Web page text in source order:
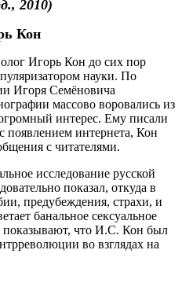
2010)
Кон
Игорь Кон до сих пор
науки. По
Игоря Семёновича
массово воровались из
интерес. Ему писали
появлением интернета, Кон
с читателями.
исследование русской
показал, откуда в
предубеждения, страхи, и
банальное сексуальное
показывают, что И.С. Кон был
во взглядах на